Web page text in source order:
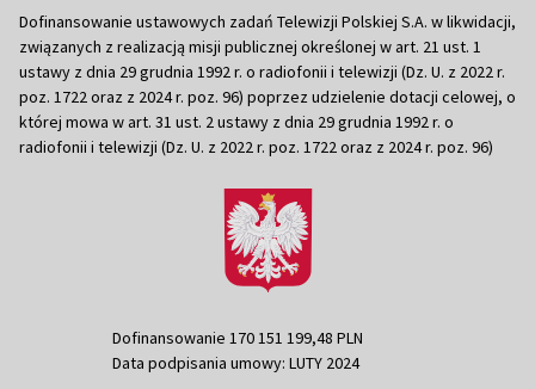
Dofinansowanie ustawowych zadań Telewizji Polskiej S.A. w likwidacji,
związanych z realizacją misji publicznej określonej w art. 21 ust. 1
ustawy z dnia 29 grudnia 1992 r. o radiofonii i telewizji (Dz. U. z 2022 r.
poz. 1722 oraz z 2024 r. poz. 96) poprzez udzielenie dotacji celowej, o
której mowa w art. 31 ust. 2 ustawy z dnia 29 grudnia 1992 r. o
radiofonii i telewizji (Dz. U. z 2022 r. poz. 1722 oraz z 2024 r. poz. 96)
Dofinansowanie 170 151 199,48 PLN
Data podpisania umowy: LUTY 2024